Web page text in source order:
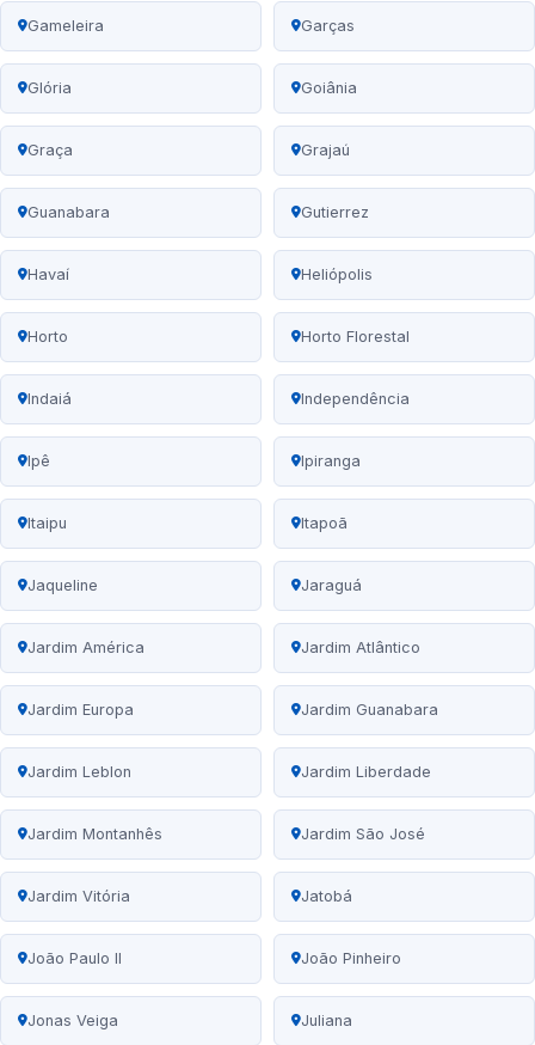
Gameleira Garças
Glória Goiânia
Graça Grajaú
Guanabara Gutierrez
Havaí Heliópolis
Horto Horto Florestal
Indaiá Independência
Ipê Ipiranga
Itaipu Itapoã
Jaqueline Jaraguá
Jardim América Jardim Atlântico
Jardim Europa Jardim Guanabara
Jardim Leblon Jardim Liberdade
Jardim Montanhês Jardim São José
Jardim Vitória Jatobá
João Paulo II João Pinheiro
Jonas Veiga Juliana